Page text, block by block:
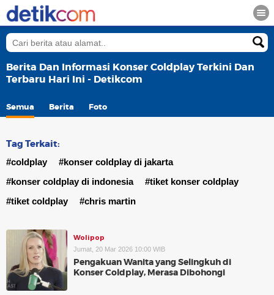
Berita Dan Informasi Konser Coldplay Terkini Dan
Terbaru Hari Ini - Detikcom
Semua Berita Foto
Tag Terkait:
#coldplay
#konser coldplay di jakarta
#konser coldplay di indonesia
#tiket konser coldplay
#tiket coldplay
#chris martin
Wolipop
Jumat, 20 Mar 2026 10:00 WIB
Pengakuan Wanita yang Selingkuh di
Konser Coldplay, Merasa Dibohongi